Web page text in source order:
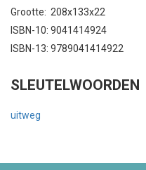
Grootte: 208x133x22
ISBN-10: 9041414924
ISBN-13: 9789041414922
SLEUTELWOORDEN
uitweg